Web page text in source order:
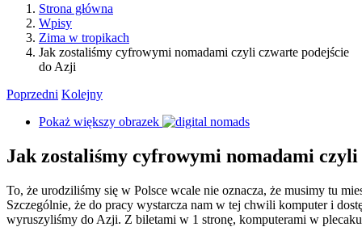
Strona główna
Wpisy
Zima w tropikach
Jak zostaliśmy cyfrowymi nomadami czyli czwarte podejście
do Azji
Poprzedni Kolejny
Pokaż większy obrazek
Jak zostaliśmy cyfrowymi nomadami
To, że urodziliśmy się w Polsce wcale nie oznacza, że musimy tu
Szczególnie, że do pracy wystarcza nam w tej chwili komputer i
wyruszyliśmy do Azji. Z biletami w 1 stronę, komputerami w